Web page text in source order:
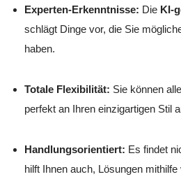
Experten-Erkenntnisse: Die KI-
schlägt Dinge vor, die Sie
haben.
Totale Flexibilität: Sie können
perfekt an Ihren einzigartigen Stil
Handlungsorientiert: Es findet
hilft Ihnen auch, Lösungen